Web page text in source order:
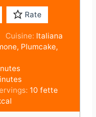
Rate
Cuisine: Italiana
Plumcake,
10 fette